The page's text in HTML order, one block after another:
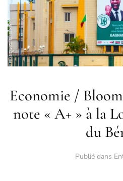
Economie /
note « A+ » à la
du
Publié dans